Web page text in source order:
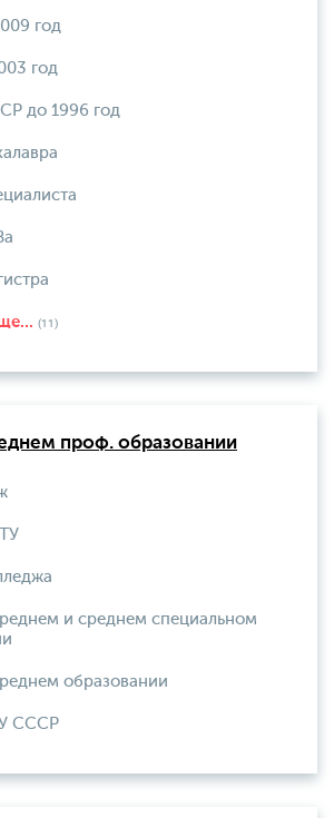
год
год
до 1996 год
(11)
проф. образовании
и среднем специальном
образовании
СССР